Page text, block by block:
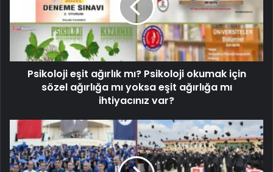
Psikoloji eşit ağırlık mı? Psikoloji okumak için
sözel ağırlığa mı yoksa eşit ağırlığa mı
ihtiyacınız var?